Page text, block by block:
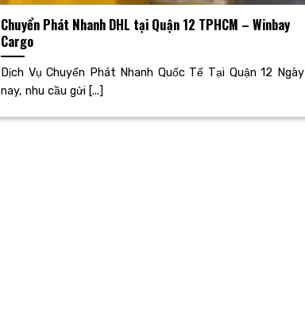
Chuyển Phát Nhanh DHL tại Quận 12 TPHCM – Winbay
Cargo
Dịch Vụ Chuyển Phát Nhanh Quốc Tế Tại Quận 12 Ngày
nay, nhu cầu gửi [...]